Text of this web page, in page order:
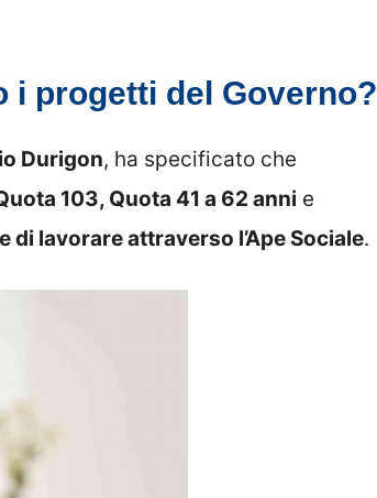
i progetti del Governo?
Durigon, ha specificato che
103, Quota 41 a 62 anni e
lavorare attraverso l’Ape Sociale.